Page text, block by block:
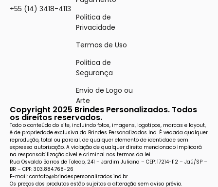
+55 (14) 3418-4113
Politica de
Privacidade
Termos de Uso
Politica de
Segurança
Envio de Logo ou
Arte
Copyright 2025 Brindes Personalizados. Todos
os direitos reservados.
Todo o conteúdo do site, incluindo fotos, imagens, logotipos, marcas e layout,
é de propriedade exclusiva da Brindes Personalizados Ind. É vedada qualquer
reprodução, total ou parcial, de qualquer elemento de identidade sem
expressa autorização. A violação de qualquer direito mencionado implicará
na responsabilização cível e criminal nos termos da lei.
Rua Osvaldo Barros de Toledo, 241 – Jardim Juliana – CEP: 17214-112 – Jaú/SP –
BR – CPF: 303.884.768-26
E-mail: contato@brindespersonalizados.ind.br
Os preços dos produtos estão sujeitos a alteração sem aviso prévio.